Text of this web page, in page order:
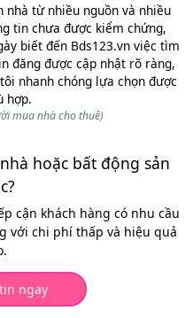
rao bántrên toàn quốcđể
cơ hội đầu tư sinh lời tốt
trọ tại Đà Nẵng
nghiệm thực tế dưới đây:
bỏ trống 4 - 5 phòng
10 phòng luôn kín khách.
đi xem, người mua nên
thời gian trống phòng
từ nhiều nguồn và nhiều
tin chưa được kiểm chứng,
biết đến Bds123.vn việc tìm
đăng được cập nhật rõ ràng,
nhanh chóng lựa chọn được
hợp.
mua nhà cho thuê)
hoặc bất động sản
cận khách hàng có nhu cầu
với chi phí thấp và hiệu quả
ngay